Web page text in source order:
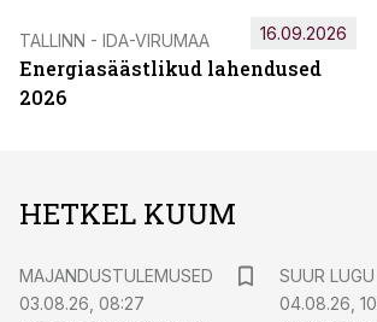
TALLINN - IDA-VIRUMAA
Energiasäästlikud lahendused
2026
16.09.2026
HETKEL KUUM
MAJANDUSTULEMUSED
03.08.26, 08:27
SUUR LUGU
04.08.26,